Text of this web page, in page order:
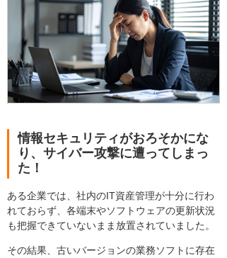
情報セキュリティがおろそかにな
り、サイバー攻撃に遭ってしまっ
た！
ある企業では、社内のIT資産管理が十分に行わ
れておらず、各端末やソフトウェアの更新状況
も把握できていないまま放置されていました。
その結果、古いバージョンの業務ソフトに存在